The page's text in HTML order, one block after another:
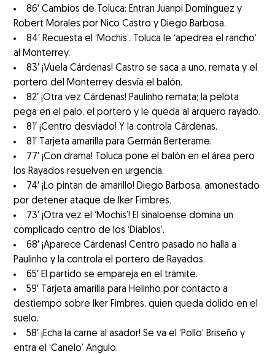
86′ Cambios de Toluca: Entran Juanpi Domínguez y
Robert Morales por Nico Castro y Diego Barbosa.
84′ Recuesta el ‘Mochis’. Toluca le ‘apedrea el rancho’
al Monterrey.
83′ ¡Vuela Cárdenas! Castro se saca a uno, remata y el
portero del Monterrey desvía el balón.
82′ ¡Otra vez Cárdenas! Paulinho remata; la pelota
pega en el palo, el portero y le queda al arquero rayado.
81′ ¡Centro desviado! Y la controla Cárdenas.
81′ Tarjeta amarilla para Germán Berterame.
77′ ¡Con drama! Toluca pone el balón en el área pero
los Rayados resuelven en urgencia.
74′ ¡Lo pintan de amarillo! Diego Barbosa, amonestado
por detener ataque de Iker Fimbres.
73′ ¡Otra vez el ‘Mochis’! El sinaloense domina un
complicado centro de los ‘Diablos’.
68′ ¡Aparece Cárdenas! Centro pasado no halla a
Paulinho y la controla el portero de Rayados.
65′ El partido se empareja en el trámite.
59′ Tarjeta amarilla para Helinho por contacto a
destiempo sobre Iker Fimbres, quien queda dolido en el
suelo.
58′ ¡Echa la carne al asador! Se va el ‘Pollo’ Briseño y
entra el ‘Canelo’ Angulo.